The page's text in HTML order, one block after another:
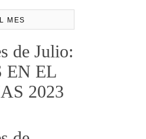
MES
de Julio:
EN EL
2023